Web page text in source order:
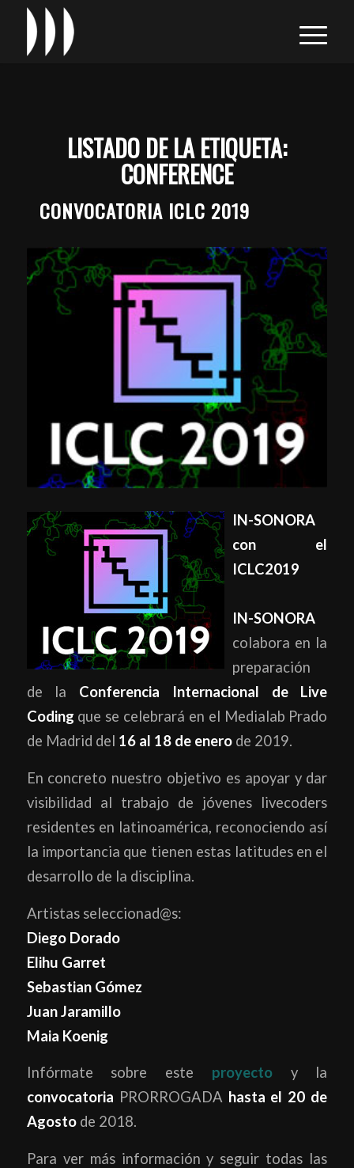
LISTADO DE LA ETIQUETA:
CONFERENCE
CONVOCATORIA ICLC 2019
IN-SONORA
con el
ICLC2019
IN-SONORA
colabora en la
preparación
de la Conferencia Internacional de Live
Coding que se celebrará en el Medialab Prado
de Madrid del 16 al 18 de enerode 2019.
En concreto nuestro objetivo es apoyar y dar
visibilidad al trabajo de jóvenes livecoders
residentes en latinoamérica, reconociendo así
la importancia que tienen estas latitudes en el
desarrollo de la disciplina.
Artistas seleccionad@s:
Diego Dorado
Elihu Garret
Sebastian Gómez
Juan Jaramillo
Maia Koenig
Infórmate sobre este proyectoy la
convocatoria PRORROGADA hasta el 20 de
Agostode 2018.
Para ver más información y seguir todas las